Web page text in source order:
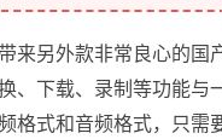
来另外款非常良心的国
、下载、录制等功能与
格式和音频格式，只需